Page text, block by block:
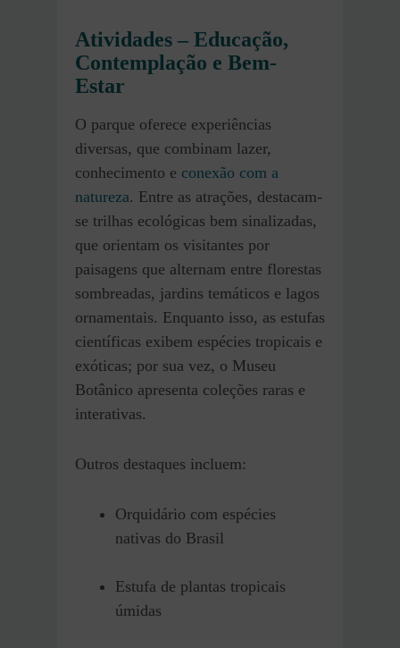
Atividades – Educação,
Contemplação e Bem-
Estar
O parque oferece experiências
diversas, que combinam lazer,
conhecimento e conexão com a
natureza. Entre as atrações, destacam-
se trilhas ecológicas bem sinalizadas,
que orientam os visitantes por
paisagens que alternam entre florestas
sombreadas, jardins temáticos e lagos
ornamentais. Enquanto isso, as estufas
científicas exibem espécies tropicais e
exóticas; por sua vez, o Museu
Botânico apresenta coleções raras e
interativas.
Outros destaques incluem:
Orquidário com espécies
nativas do Brasil
Estufa de plantas tropicais
úmidas